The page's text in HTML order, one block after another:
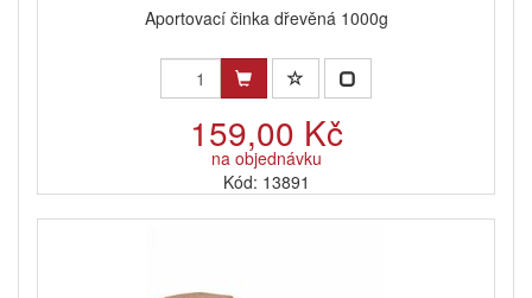
Aportovací činka dřevěná 1000g
159,00 Kč
na objednávku
Kód: 13891